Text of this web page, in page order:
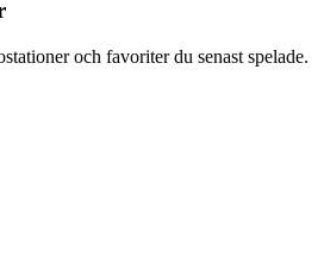
och favoriter du senast spelade.